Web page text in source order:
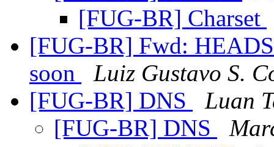
[FUG-BR] Charset
[FUG-BR] Fwd:
soon
Luiz Gustavo S.
[FUG-BR] DNS
Luan
[FUG-BR] DNS